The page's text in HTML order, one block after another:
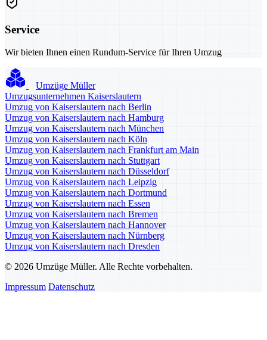
Service
Wir bieten Ihnen einen Rundum-Service für Ihren Umzug
Umzüge Müller
Umzugsunternehmen Kaiserslautern
Umzug von Kaiserslautern nach Berlin
Umzug von Kaiserslautern nach Hamburg
Umzug von Kaiserslautern nach München
Umzug von Kaiserslautern nach Köln
Umzug von Kaiserslautern nach Frankfurt am Main
Umzug von Kaiserslautern nach Stuttgart
Umzug von Kaiserslautern nach Düsseldorf
Umzug von Kaiserslautern nach Leipzig
Umzug von Kaiserslautern nach Dortmund
Umzug von Kaiserslautern nach Essen
Umzug von Kaiserslautern nach Bremen
Umzug von Kaiserslautern nach Hannover
Umzug von Kaiserslautern nach Nürnberg
Umzug von Kaiserslautern nach Dresden
© 2026 Umzüge Müller. Alle Rechte vorbehalten.
Impressum Datenschutz